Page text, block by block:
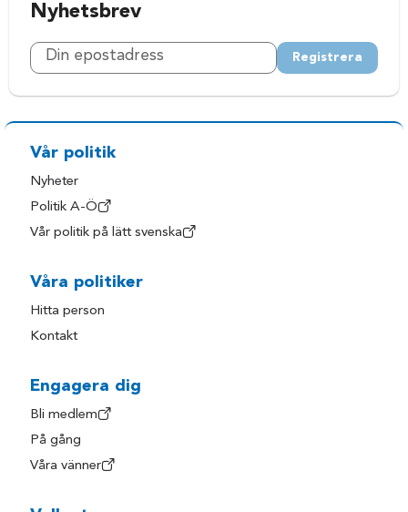
Nyhetsbrev
Registrera
Vår politik
Nyheter
Politik A-Ö
Vår politik på lätt svenska
Våra politiker
Hitta person
Kontakt
Engagera dig
Bli medlem
På gång
Våra vänner